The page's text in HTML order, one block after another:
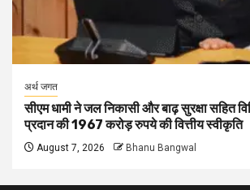
अर्थ जगत
सीएम धामी ने जल निकासी और बाढ़ सुरक्षा सहित
प्रदान की 1967 करोड़ रुपये की वित्तीय स्वीकृति
August 7, 2026 Bhanu Bangwal